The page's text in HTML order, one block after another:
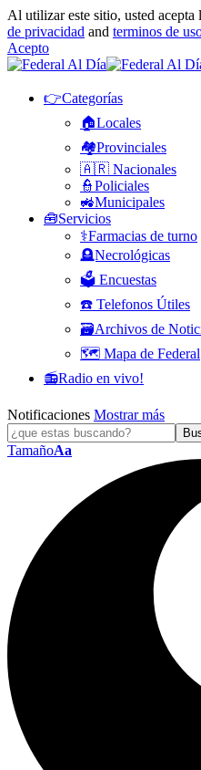
Al utilizar este sitio, usted
de privacidad and terminos de
Acepto
👉Categorías
🏠Locales
🏘️Provinciales
🇦🇷 Nacionales
👮Policiales
🚜Municipales
🧰Servicios
⚕️Farmacias de turno
🪦Necrológicas
🗳️ Encuestas
☎️ Telefonos Útiles
🗃️Archivos de
🗺️ Mapa de Federal
📻Radio en vivo!
Notificaciones Mostrar más
TamañoAa